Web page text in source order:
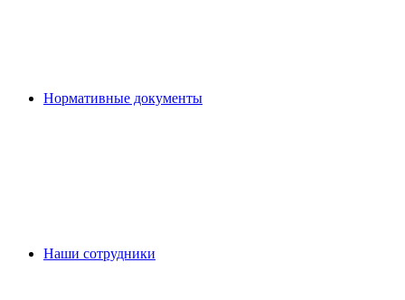
Нормативные документы
Наши сотрудники